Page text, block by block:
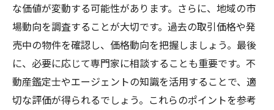
な価値が変動する可能性があります。さらに、地域の市
場動向を調査することが大切です。過去の取引価格や発
売中の物件を確認し、価格動向を把握しましょう。最後
に、必要に応じて専門家に相談することも重要です。不
動産鑑定士やエージェントの知識を活用することで、適
切な評価が得られるでしょう。これらのポイントを参考